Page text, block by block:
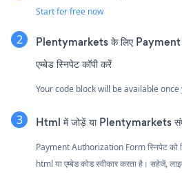
Start for free now
Plentymarkets के लिए
एम्बेड स्निपेट कॉपी करें
Your code block will be available
Html में जोड़ें या Plentymarkets
Payment Authorization Form स्निपेट को
html या एम्बेड कोड स्वीकार करता है। सहेजें,